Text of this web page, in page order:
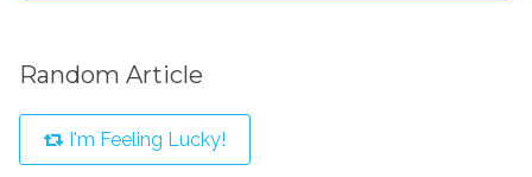
Random Article
I'm Feeling Lucky!